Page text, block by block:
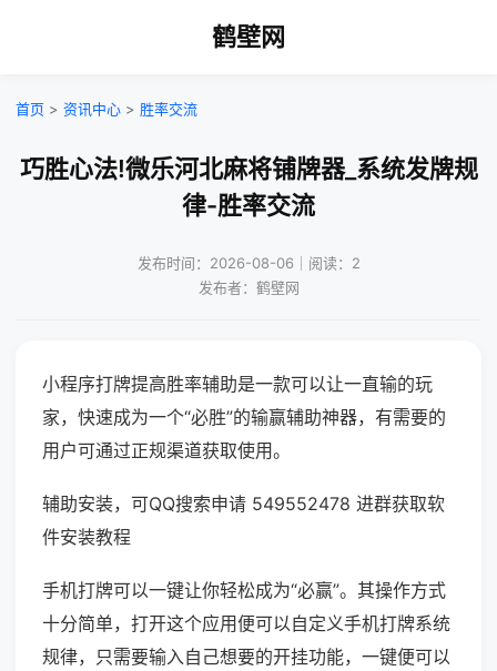
鹤壁网
首页 > 资讯中心 > 胜率交流
巧胜心法!微乐河北麻将铺牌器_系统发牌规
律-胜率交流
发布时间：2026-08-06｜阅读：2
发布者：鹤壁网
小程序打牌提高胜率辅助是一款可以让一直输的玩
家，快速成为一个“必胜”的输赢辅助神器，有需要的
用户可通过正规渠道获取使用。
辅助安装，可QQ搜索申请 549552478 进群获取软
件安装教程
手机打牌可以一键让你轻松成为“必赢”。其操作方式
十分简单，打开这个应用便可以自定义手机打牌系统
规律，只需要输入自己想要的开挂功能，一键便可以